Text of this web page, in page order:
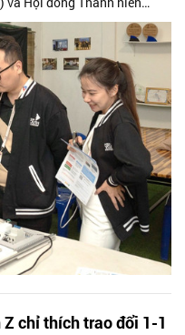
chỉ thích trao đổi 1-1